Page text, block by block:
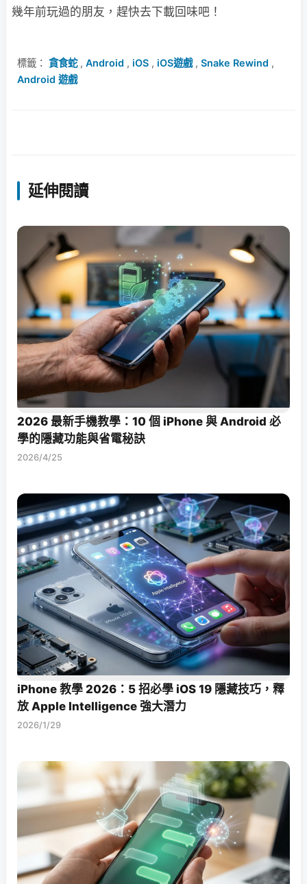
幾年前玩過的朋友，趕快去下載回味吧！
標籤： 貪食蛇, Android , iOS , iOS遊戲, Snake Rewind ,
Android 遊戲
延伸閱讀
2026 最新手機教學：10 個 iPhone 與 Android 必
學的隱藏功能與省電秘訣
2026/4/25
iPhone 教學 2026：5 招必學 iOS 19 隱藏技巧，釋
放 Apple Intelligence 強大潛力
2026/1/29